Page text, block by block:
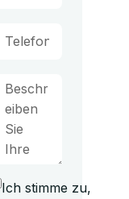
Ich stimme zu,